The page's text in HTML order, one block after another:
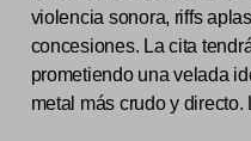
violencia sonora, riffs
concesiones. La cita
prometiendo una velada
metal más crudo y